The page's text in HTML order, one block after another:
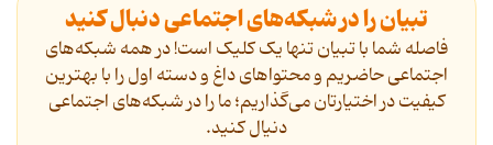
تبیان را در شبکه‌های اجتماعی دنبال کنید
فاصله شما با تبیان تنها یک کلیک است! در همه شبکه‌های
اجتماعی حاضریم و محتواهای داغ و دسته اول را با بهترین
کیفیت در اختیارتان می‌گذاریم؛ ما را در شبکه‌های اجتماعی
دنیال کنید.